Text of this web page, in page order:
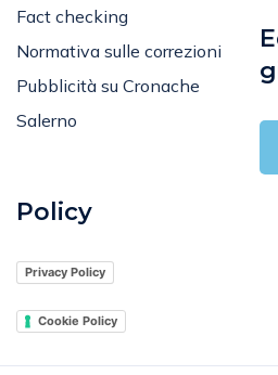
Fact checking
Normativa sulle correzioni
Pubblicità su Cronache
Salerno
Policy
Privacy Policy
Cookie Policy